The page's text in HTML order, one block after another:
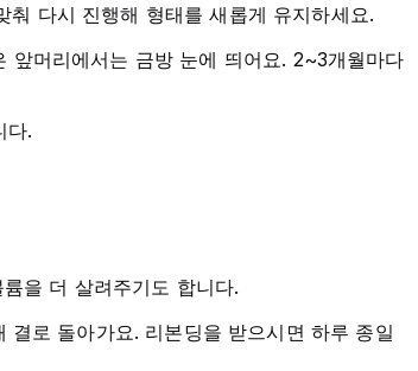
다시 진행해 형태를 새롭게 유지하세요.
머리에서는 금방 눈에 띄어요. 2~3개월마다
다.
을 더 살려주기도 합니다.
로 돌아가요. 리본딩을 받으시면 하루 종일